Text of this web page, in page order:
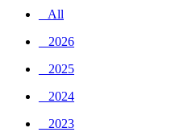
_ All
_ 2026
_ 2025
_ 2024
_ 2023